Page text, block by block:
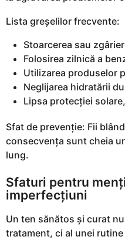
Lista greșelilor frecvente:
Stoarcerea sau
Folosirea zilnică a
Utilizarea produselor
Neglijarea hidratării
Lipsa protecției
Sfat de prevenție: Fii
consecvența sunt cheia
lung.
Sfaturi pentru
imperfecțiuni
Un ten sănătos și curat
tratament, ci al unei